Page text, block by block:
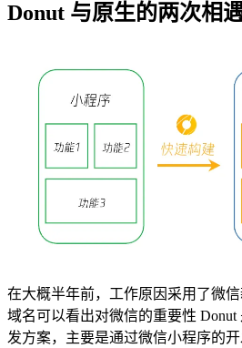
Donut 与原生的两次相
在大概半年前，工作原因采用了微
域名可以看出对微信的重要性
发方案，主要是通过微信小程序的